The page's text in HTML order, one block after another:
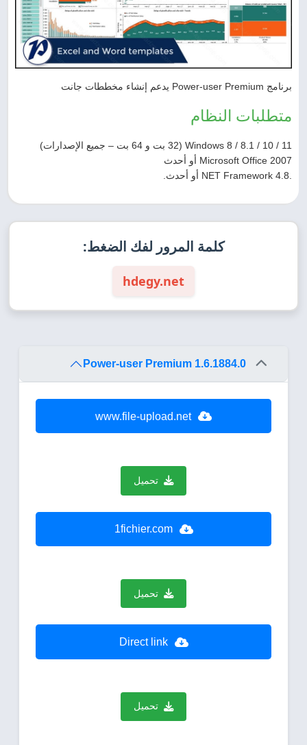
برنامج Power-user Premium يدعم إنشاء مخططات جانت
متطلبات النظام
Windows 8 / 8.1 / 10 / 11 (32 بت و 64 بت – جميع الإصدارات)
Microsoft Office 2007 أو أحدث
كلمة المرور لفك الضغط:
hdegy.net
Power-user Premium 1.6.1884.0
www.file-upload.net
تحميل
1fichier.com
تحميل
Direct link
تحميل